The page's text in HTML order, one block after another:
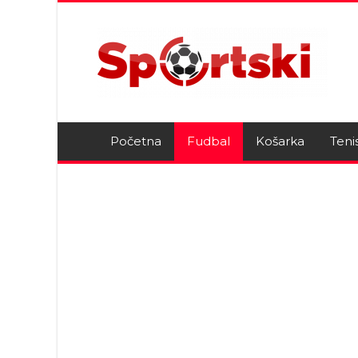
Početna Fudbal Košarka